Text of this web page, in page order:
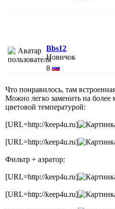
Bbs12
Новичок
8
Что понравилось, там
Можно легко заменить на
цветовой температурой:
[URL=http://keep4u.ru]
[URL=http://keep4u.ru]
Фильтр + аэратор:
[URL=http://keep4u.ru]
[URL=http://keep4u.ru]